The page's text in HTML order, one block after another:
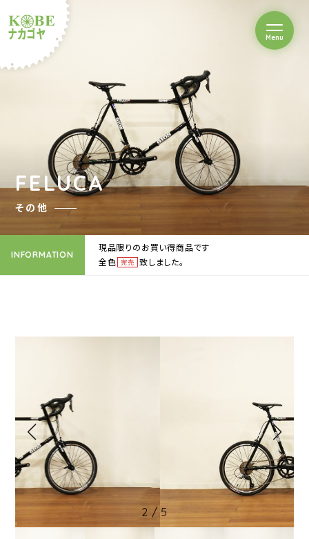
ルショップナカゴヤ
Menuを開閉
その他
FELUCA
INFORMATION
現品限りのお買い得商品です
全色
完売 致しました。
2 / 5